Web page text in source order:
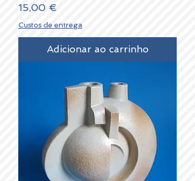
Preço
15,00 €
Custos de entrega
Adicionar ao carrinho